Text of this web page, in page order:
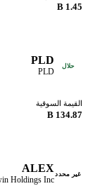
PLD
PLD
السوقية
محدد ALEX